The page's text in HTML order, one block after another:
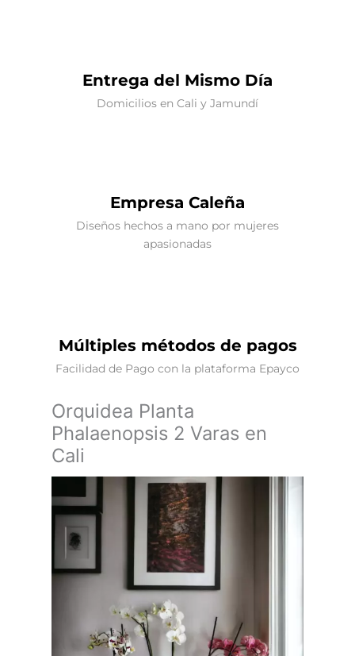
Entrega del Mismo Día
Domicilios en Cali y Jamundí
Empresa Caleña
Diseños hechos a mano por mujeres
apasionadas
Múltiples métodos de pagos
Facilidad de Pago con la plataforma Epayco
Orquidea Planta
Phalaenopsis 2 Varas en
Cali